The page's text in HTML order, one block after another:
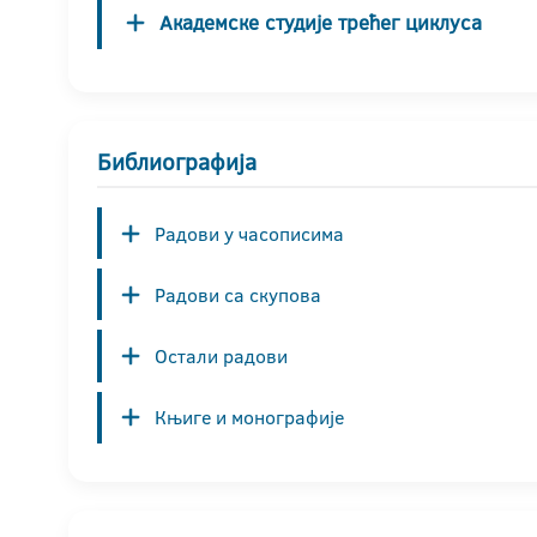
Академске студије трећег циклуса
Библиографија
Радови у часописима
Радови са скупова
Остали радови
Књиге и монографије